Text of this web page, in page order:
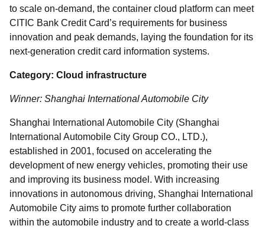
to scale on-demand, the container cloud platform can meet
CITIC Bank Credit Card’s requirements for business
innovation and peak demands, laying the foundation for its
next-generation credit card information systems.
Category: Cloud infrastructure
Winner: Shanghai International Automobile City
Shanghai International Automobile City (Shanghai
International Automobile City Group CO., LTD.),
established in 2001, focused on accelerating the
development of new energy vehicles, promoting their use
and improving its business model. With increasing
innovations in autonomous driving, Shanghai International
Automobile City aims to promote further collaboration
within the automobile industry and to create a world-class